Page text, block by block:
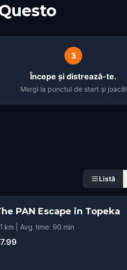
3
Începe și distrează-te.
Mergi la punctul de start și joacă!
Listă
PAN Escape in Topeka
km | Avg. time: 90 min